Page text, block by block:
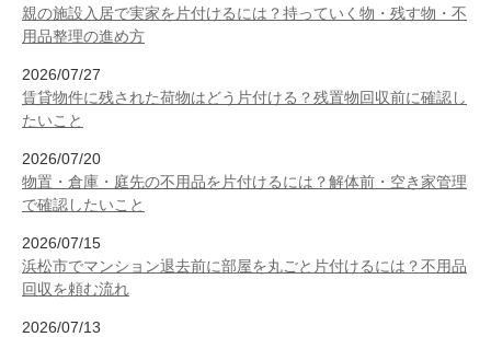
親の施設入居で実家を片付けるには？持っていく物・残す物・不
用品整理の進め方
2026/07/27
賃貸物件に残された荷物はどう片付ける？残置物回収前に確認し
たいこと
2026/07/20
物置・倉庫・庭先の不用品を片付けるには？解体前・空き家管理
で確認したいこと
2026/07/15
浜松市でマンション退去前に部屋を丸ごと片付けるには？不用品
回収を頼む流れ
2026/07/13